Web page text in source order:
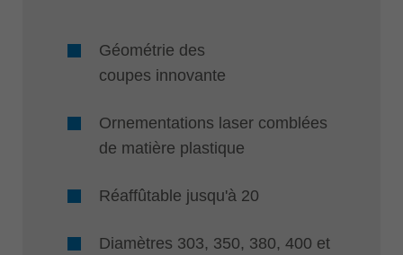
Géométrie des
coupes innovante
Ornementations laser comblées
de matière plastique
Réaffûtable jusqu'à 20
Diamètres 303, 350, 380, 400 et